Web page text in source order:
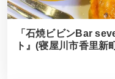
「石焼ビビンBar
ト』(寝屋川市香里新